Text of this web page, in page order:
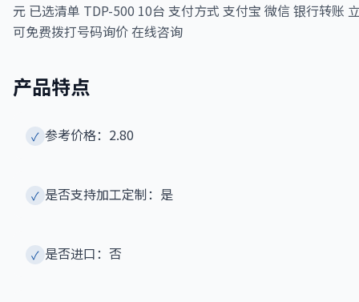
元 已选清单 TDP-500 10台 支付方式 支付宝 微信 银行转账
可免费拨打号码询价 在线咨询
产品特点
✓ 参考价格：2.80
✓ 是否支持加工定制：是
✓ 是否进口：否